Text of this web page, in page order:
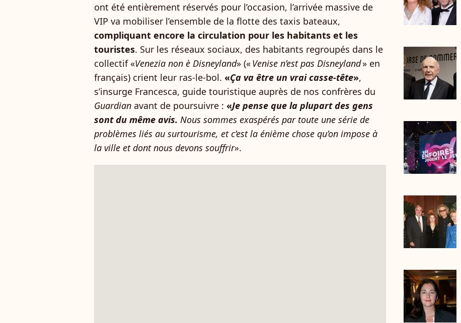
ont été entièrement réservés pour l’occasion, l’arrivée massive de
VIP va mobiliser l’ensemble de la flotte des taxis bateaux,
compliquant encore la circulation pour les habitants et les
touristes. Sur les réseaux sociaux, des habitants regroupés dans le
collectif «Venezia non è Disneyland» («Venise n’est pas Disneyland» en
français) crient leur ras-le-bol. «Ça va être un vrai casse-tête»,
s’insurge Francesca, guide touristique auprès de nos confrères du
Guardian avant de poursuivre : «Je pense que la plupart des gens
sont du même avis. Nous sommes exaspérés par toute une série de
problèmes liés au surtourisme, et c’est la énième chose qu’on impose à
la ville et dont nous devons souffrir».